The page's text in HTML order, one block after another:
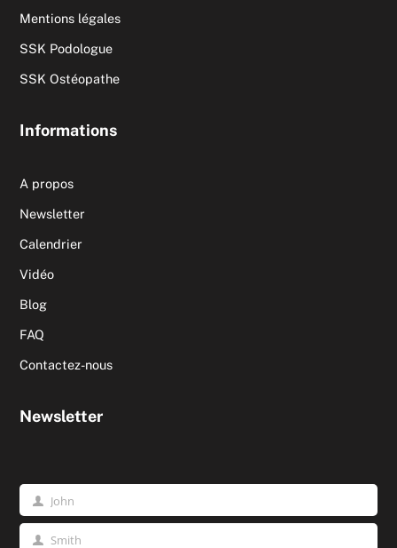
Mentions légales
SSK Podologue
SSK Ostéopathe
Informations
A propos
Newsletter
Calendrier
Vidéo
Blog
FAQ
Contactez-nous
Newsletter
PrénomJohn
Smith